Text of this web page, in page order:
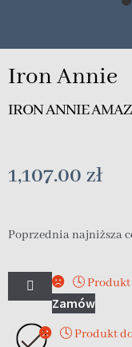
Iron Annie
IRON ANNIE
1,107.00 zł
Poprzednia najniższa
🕓
Zamów
🕓 Produkt